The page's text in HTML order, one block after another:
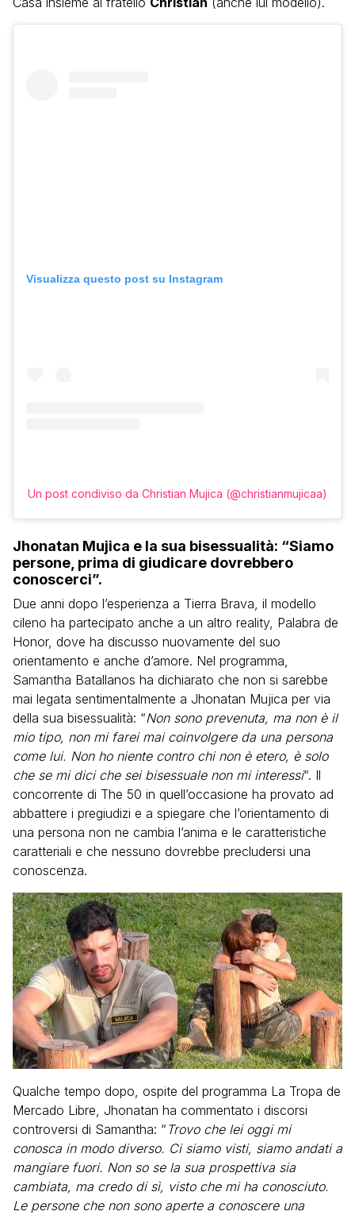
Visualizza questo post su Instagram
Un post condiviso da Christian Mujica (@christianmujicaa)
Jhonatan Mujica e la sua bisessualità: “Siamo
persone, prima di giudicare dovrebbero
conoscerci”.
Due anni dopo l’esperienza a Tierra Brava, il modello
cileno ha partecipato anche a un altro reality, Palabra de
Honor, dove ha discusso nuovamente del suo
orientamento e anche d’amore. Nel programma,
Samantha Batallanos ha dichiarato che non si sarebbe
mai legata sentimentalmente a Jhonatan Mujica per via
della sua bisessualità: “Non sono prevenuta, ma non è il
mio tipo, non mi farei mai coinvolgere da una persona
come lui. Non ho niente contro chi non è etero, è solo
che se mi dici che sei bisessuale non mi interessi“. Il
concorrente di The 50 in quell’occasione ha provato ad
abbattere i pregiudizi e a spiegare che l’orientamento di
una persona non ne cambia l’anima e le caratteristiche
caratteriali e che nessuno dovrebbe precludersi una
conoscenza.
Qualche tempo dopo, ospite del programma La Tropa de
Mercado Libre, Jhonatan ha commentato i discorsi
controversi di Samantha: “ Trovo che lei oggi mi
conosca in modo diverso. Ci siamo visti, siamo andati a
mangiare fuori. Non so se la sua prospettiva sia
cambiata, ma credo di sì, visto che mi ha conosciuto.
Le persone che non sono aperte a conoscere una